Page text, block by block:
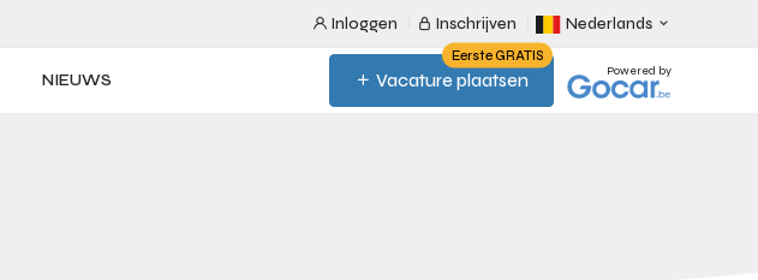
Inloggen Inschrijven Nederlands
NIEUWS Vacature plaatsen
Eerste GRATIS
Powered by